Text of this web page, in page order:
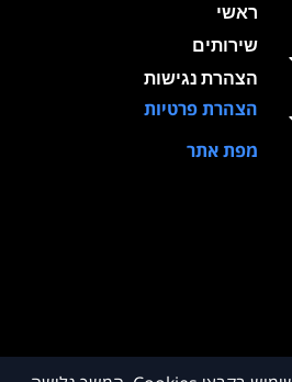
ראשי
שירותים
הצהרת נגישות
הצהרת פרטיות
מפת אתר